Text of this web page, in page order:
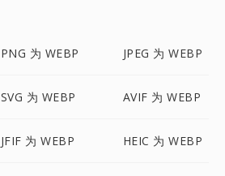
PNG 为 WEBP JPEG 为 WEBP
SVG 为 WEBP AVIF 为 WEBP
JFIF 为 WEBP HEIC 为 WEBP